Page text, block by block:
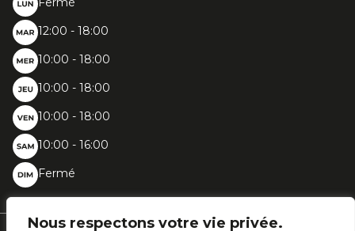
Nous respectons votre vie privée.
12:00 - 18:00
10:00 - 18:00
10:00 - 18:00
10:00 - 18:00
10:00 - 16:00
Fermé